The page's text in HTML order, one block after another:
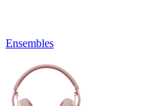
Ensembles